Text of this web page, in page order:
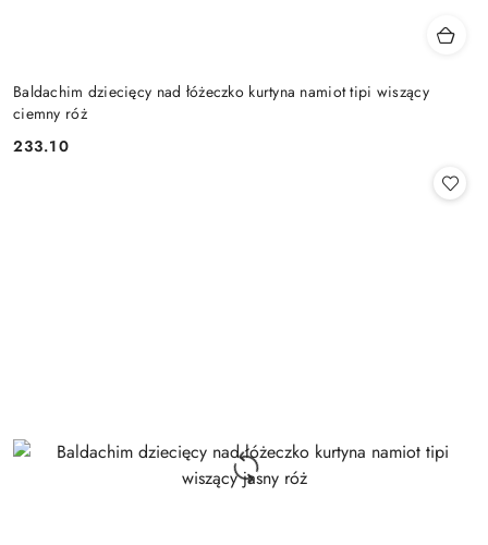
Baldachim dziecięcy nad łóżeczko kurtyna namiot tipi wiszący
ciemny róż
Cena:
233.10